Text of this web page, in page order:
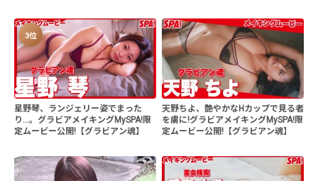
3位
星野琴、ランジェリー姿でまった
り...。グラビアメイキングMySPA!限
定ムービー公開!【グラビアン魂】
天野ちよ、艶やかなHカップで見る者
を虜に!グラビアメイキングMySPA!限
定ムービー公開!【グラビアン魂】